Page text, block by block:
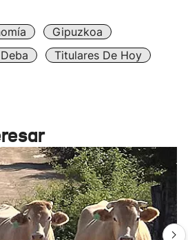
Gipuzkoa
Deba
Titulares De Hoy